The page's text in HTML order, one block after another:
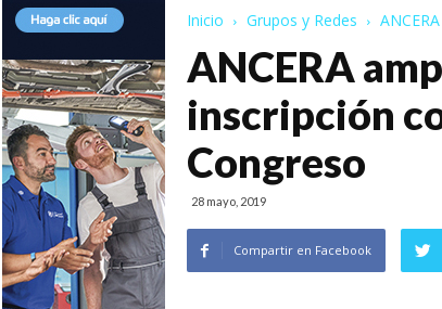
Inicio Grupos y Redes
ANCERA
inscripción
Congreso
28 mayo, 2019
Compartir en Facebook